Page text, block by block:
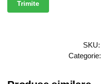
SKU:
Categorie: